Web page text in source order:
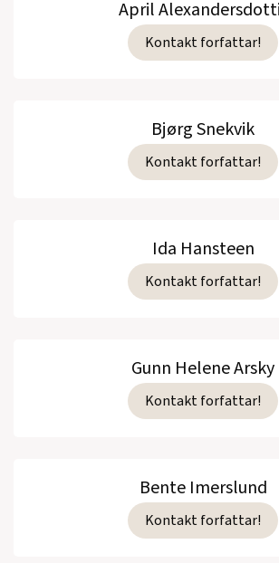
April
Kontakt forfattar!
Bjørg Snekvik
Kontakt forfattar!
Ida Hansteen
Kontakt forfattar!
Gunn Helene Arsky
Kontakt forfattar!
Bente Imerslund
Kontakt forfattar!